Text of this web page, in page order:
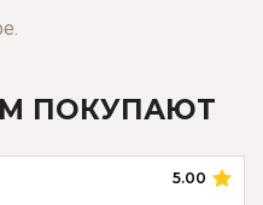
ПОКУПАЮТ
5.00